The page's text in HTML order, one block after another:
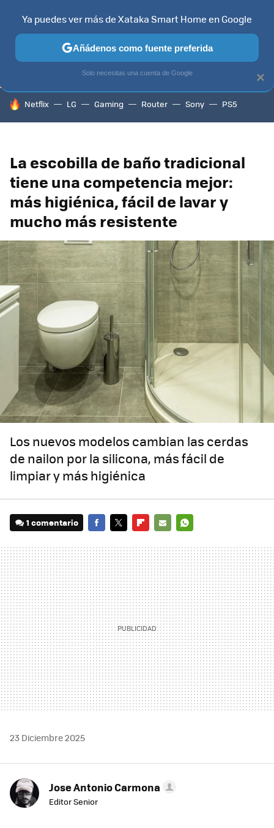
TELEVISORES CONTENIDOS SMART TV SELECCIÓN
HOY SE HABLA DE
Netflix LG Gaming Router Sony PS5
La escobilla de baño tradicional
tiene una competencia mejor:
más higiénica, fácil de lavar y
mucho más resistente
Los nuevos modelos cambian las cerdas
de nailon por la silicona, más fácil de
limpiar y más higiénica
1 comentario
MAIL
23 Diciembre 2025
Jose Antonio Carmona
Editor Senior
×
Ya puedes ver más de Xataka Smart Home en Google
Añádenos como fuente preferida
Solo necesitas una cuenta de Google